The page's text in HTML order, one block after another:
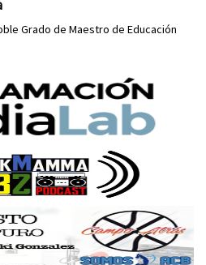
Grado de Maestro de Educación